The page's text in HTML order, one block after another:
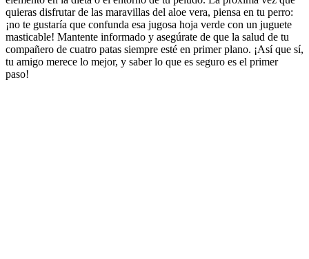
quieras disfrutar de las maravillas del aloe vera, piensa en tu perro:
¡no te gustaría que confunda esa jugosa hoja verde con un juguete
masticable! Mantente informado y asegúrate de que la salud de tu
compañero de cuatro patas siempre esté en primer plano. ¡Así que sí,
tu amigo merece lo mejor, y saber lo que es seguro es el primer
paso!